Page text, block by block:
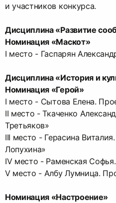
и участников конкурса.
Дисциплина «Развитие
Номинация «Маскот»
I место - Гаспарян
Дисциплина «История и
Номинация «Герой»
I место - Сытова Елена.
II место - Ткаченко
Третьяков»
III место - Герасина
Лопухина»
IV место - Раменская
V место - Албу Лумница.
Номинация «Настроение»